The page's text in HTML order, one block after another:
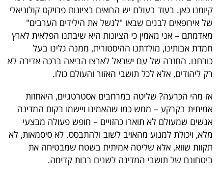
קיומנו כאן. בעוד בעולם יש הרואים בציונות פרויקט קולוניאלי
של אירופאים לבנים שבאו "לנשל את הילידים הערבים"
מאדמתם – אני מאמין כי הציונות היא שיבתנו הפלאית לארץ
חמדת אבותינו, מולדתנו ההיסטורית, ממנה גלינו בעל
כורחנו. החזרה של עם ישראל לארצו הביאה ברכה אדירה לא
רק ליהודים, אלא לכל תושבי האזור והעולם כולו.
אז מהי הכרעה? שליטה במרחבים אסטרטגיים, היאחזות
אמיתית בקרקע – ממש כמו שהאמינו ויישמו בקום המדינה
אנשים שמעולם לא תוארו כהזויים – חופש פעולה מבצעי
מלא, ויכולת למנוע מהאויב לשוב ולהתבסס. לא סיסמאות, לא
תקוות שווא, אלא שליטה אמיתית בשטח שמבטיחה את
ביטחונם של תושבי המדינה לשנים רבות קדימה.